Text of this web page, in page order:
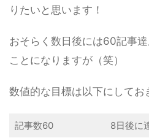
りたいと思います！
おそらく数日後には60記事
ことになりますが（笑）
数値的な目標は以下にしてお
記事数60 8日後に